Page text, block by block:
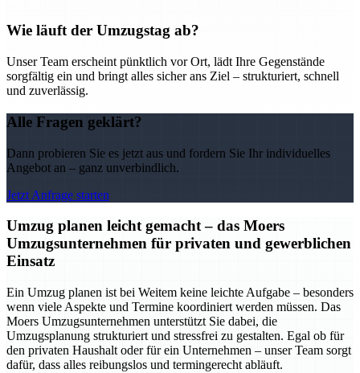
Wie läuft der Umzugstag ab?
Unser Team erscheint pünktlich vor Ort, lädt Ihre Gegenstände
sorgfältig ein und bringt alles sicher ans Ziel – strukturiert, schnell
und zuverlässig.
Alle Fragen geklärt?
Dann probieren Sie es jetzt aus und fordern Sie Ihr individuelles
Angebot an – ganz unverbindlich.
Jetzt Anfrage starten
Umzug planen leicht gemacht – das Moers
Umzugsunternehmen für privaten und gewerblichen
Einsatz
Ein Umzug planen ist bei Weitem keine leichte Aufgabe – besonders
wenn viele Aspekte und Termine koordiniert werden müssen. Das
Moers Umzugsunternehmen unterstützt Sie dabei, die
Umzugsplanung strukturiert und stressfrei zu gestalten. Egal ob für
den privaten Haushalt oder für ein Unternehmen – unser Team sorgt
dafür, dass alles reibungslos und termingerecht abläuft.